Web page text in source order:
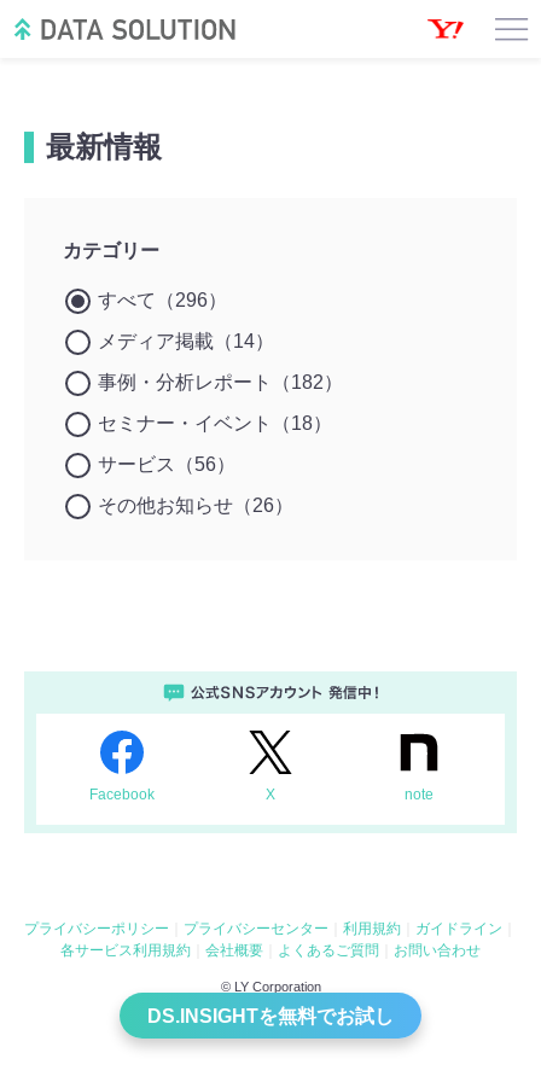
DS.INSIGHTを無料でお試し
最新情報
カテゴリー
すべて（296）
メディア掲載（14）
事例・分析レポート（182）
セミナー・イベント（18）
サービス（56）
その他お知らせ（26）
Facebook X note
プライバシーポリシー プライバシーセンター 利用規約
ガイドライン
各サービス利用規約
会社概要 よくあるご質問 お問い合わせ
© LY Corporation